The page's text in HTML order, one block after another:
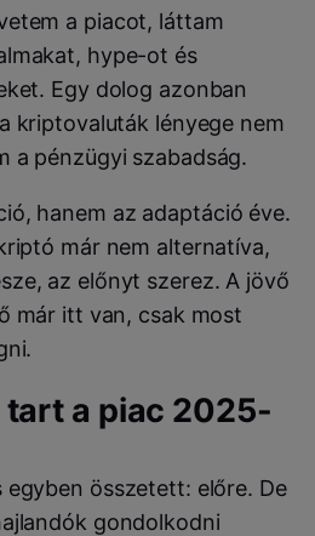
a piacot, láttam
hype-ot és
Egy dolog azonban
kriptovaluták lényege nem
a pénzügyi szabadság.
hanem az adaptáció éve.
már nem alternatíva,
az előnyt szerez. A jövő
már itt van, csak most
tart a piac 2025-
egyben összetett: előre. De
gondolkodni